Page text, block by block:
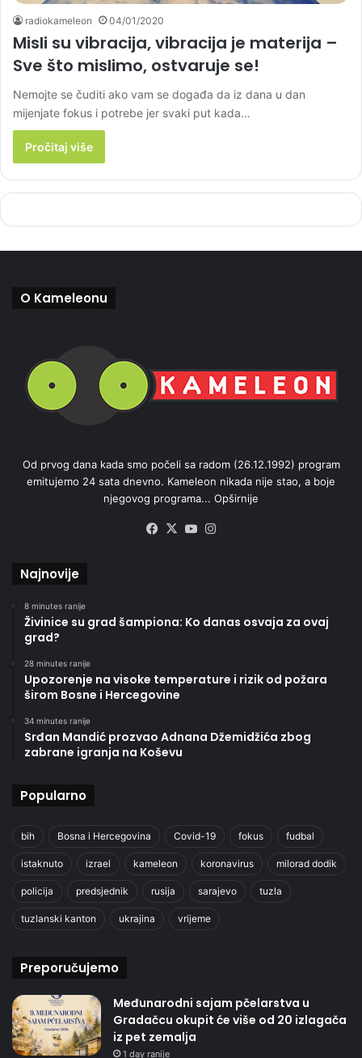
radiokameleon 04/01/2020
Misli su vibracija, vibracija je materija –
Sve što mislimo, ostvaruje se!
Nemojte se čuditi ako vam se događa da iz dana u dan
mijenjate fokus i potrebe jer svaki put kada…
Pročitaj više
O Kameleonu
Od prvog dana kada smo počeli sa radom (26.12.1992) program
emitujemo 24 sata dnevno. Kameleon nikada nije stao, a boje
njegovog programa... Opširnije
Facebook
X YouTube
Najnovije
8 minutes ranije
Živinice su grad šampiona: Ko danas osvaja za ovaj
grad?
28 minutes ranije
Upozorenje na visoke temperature i rizik od požara
širom Bosne i Hercegovine
34 minutes ranije
Srđan Mandić prozvao Adnana Džemidžića zbog
zabrane igranja na Koševu
Popularno
bih Bosna i Hercegovina Covid-19 fokus fudbal
istaknuto izrael kameleon koronavirus milorad dodik
policija predsjednik rusija sarajevo tuzla
tuzlanski kanton ukrajina vrijeme
Preporučujemo
Međunarodni sajam pčelarstva u
Gradačcu okupit će više od 20 izlagača
iz pet zemalja
1 day ranije